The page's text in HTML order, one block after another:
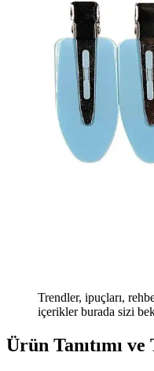
Trendler, ipuçları,
içerikler burada sizi
Ürün Tanıtımı